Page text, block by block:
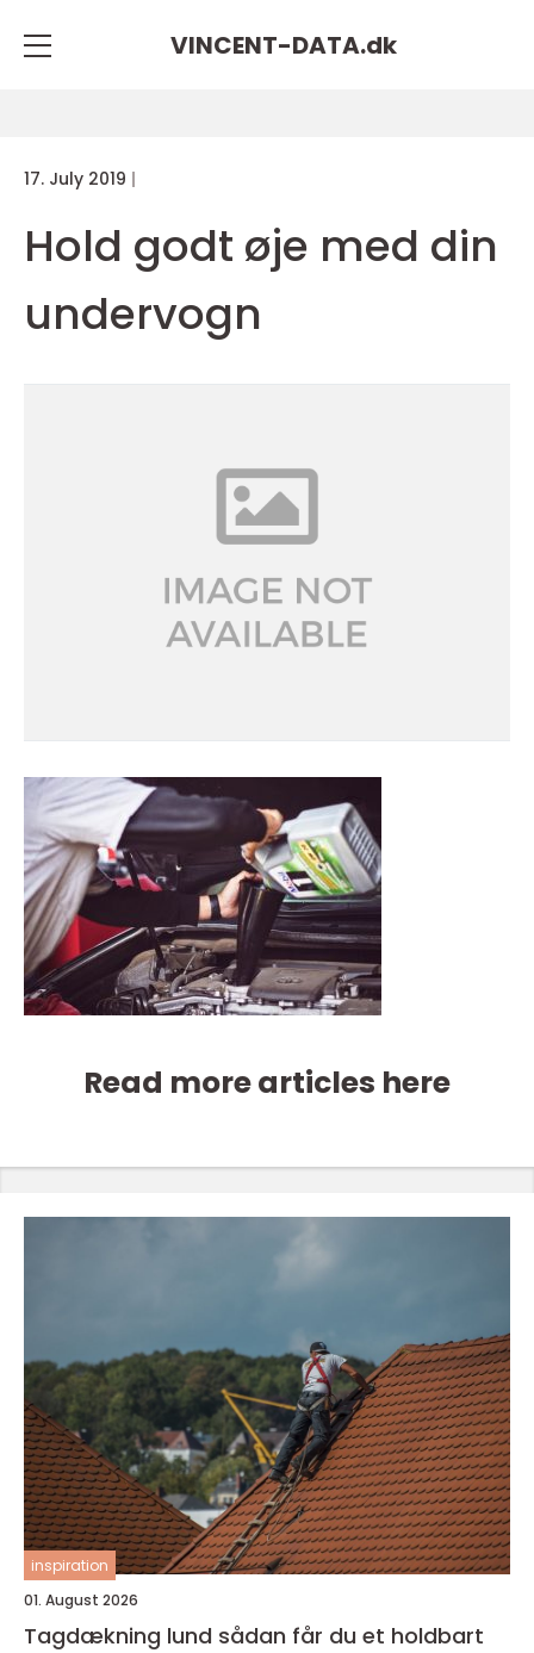
VINCENT-DATA.dk
17. July 2019
Hold godt øje med din
undervogn
Read more articles here
inspiration
01. August 2026
Tagdækning lund sådan får du et holdbart